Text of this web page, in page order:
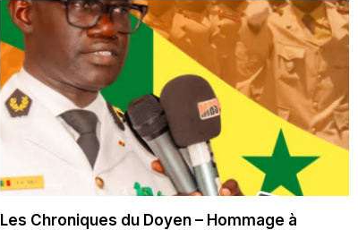
Les Chroniques du Doyen – Hommage à